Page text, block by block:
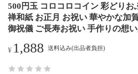
500円玉 コロコロコイン 彩どりお
禅和紙 お正月 お祝い 華やかな加
御祝儀 ご長寿お祝い 手作りの想
¥ 1,888 送料込み(出品者負担)